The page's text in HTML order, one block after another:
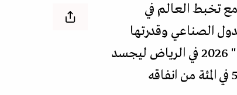
تخبط العالم في
الصناعي وقدرتها
على بناء شراكات استراتيجية طويلة الأمد. وفي هذا السياق، جاء أخيرا "معرض الدفاع العالمي" 2026 في الرياض ليجسد
تحولا في مقاربة السعودية من مستورد رئيس للسلاح إلى لاعب في الانتاج يسعى الى توطين 50 في المئة من انفاقه